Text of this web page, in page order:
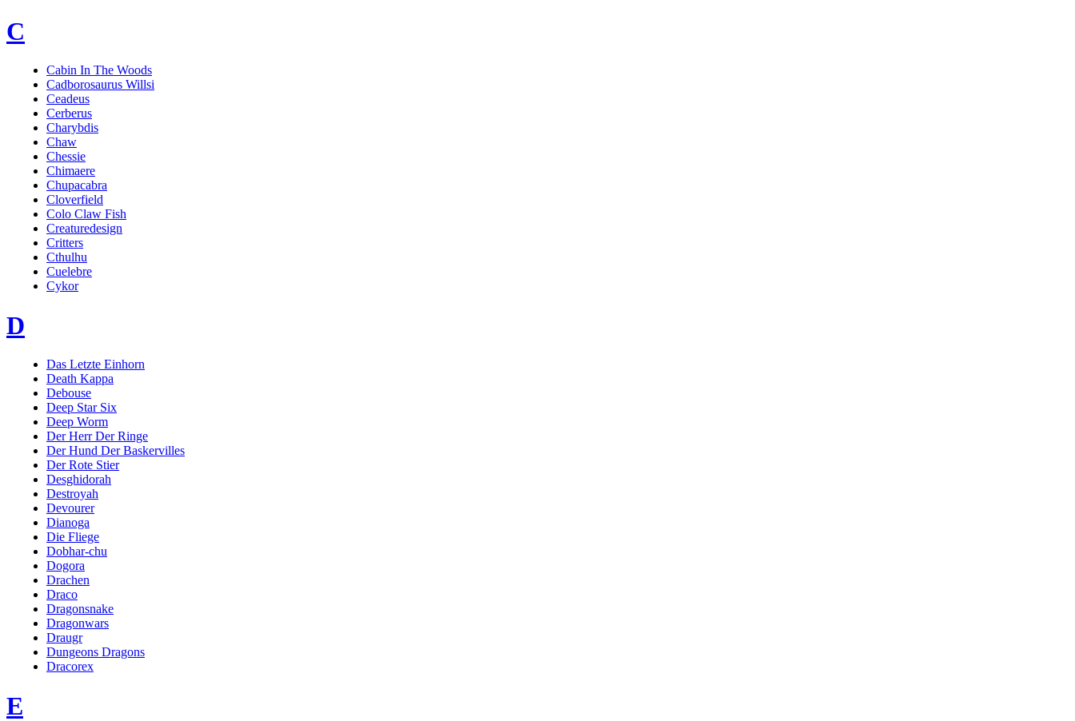
C
Cabin In The Woods
Cadborosaurus Willsi
Ceadeus
Cerberus
Charybdis
Chaw
Chessie
Chimaere
Chupacabra
Cloverfield
Colo Claw Fish
Creaturedesign
Critters
Cthulhu
Cuelebre
Cykor
D
Das Letzte Einhorn
Death Kappa
Debouse
Deep Star Six
Deep Worm
Der Herr Der Ringe
Der Hund Der Baskervilles
Der Rote Stier
Desghidorah
Destroyah
Devourer
Dianoga
Die Fliege
Dobhar-chu
Dogora
Drachen
Draco
Dragonsnake
Dragonwars
Draugr
Dungeons Dragons
Dracorex
E